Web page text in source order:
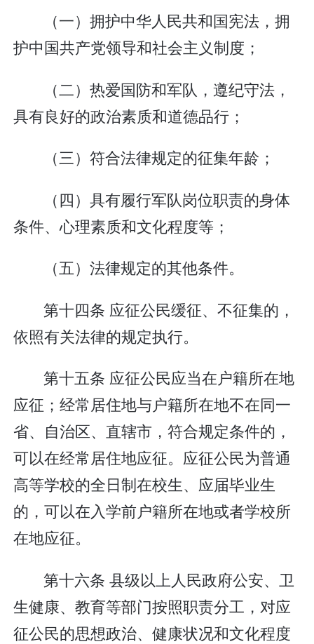
（一）拥护中华人民共和国宪法，拥
护中国共产党领导和社会主义制度；
（二）热爱国防和军队，遵纪守法，
具有良好的政治素质和道德品行；
（三）符合法律规定的征集年龄；
（四）具有履行军队岗位职责的身体
条件、心理素质和文化程度等；
（五）法律规定的其他条件。
第十四条 应征公民缓征、不征集的，
依照有关法律的规定执行。
第十五条 应征公民应当在户籍所在地
应征；经常居住地与户籍所在地不在同一
省、自治区、直辖市，符合规定条件的，
可以在经常居住地应征。应征公民为普通
高等学校的全日制在校生、应届毕业生
的，可以在入学前户籍所在地或者学校所
在地应征。
第十六条 县级以上人民政府公安、卫
生健康、教育等部门按照职责分工，对应
征公民的思想政治、健康状况和文化程度